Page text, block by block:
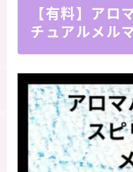
【有料】アロ
チュアルメル